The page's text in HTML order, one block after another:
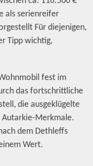
als serienreifer
Für diejenigen,
Tipp wichtig,
fest im
das fortschrittliche
die ausgeklügelte
Autarkie-Merkmale.
dem Dethleffs
Wert.